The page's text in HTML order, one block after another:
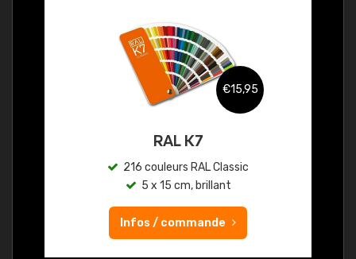
€15,95
RAL K7
216 couleurs RAL Classic
5 x 15 cm, brillant
Infos / commande